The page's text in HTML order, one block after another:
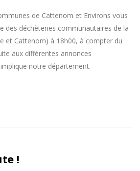
de Cattenom et Environs vous
des déchèteries communautaires de la
et Cattenom) à 18h00, à compter du
aux différentes annonces
notre département.
!